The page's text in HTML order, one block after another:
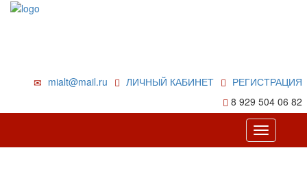
РЕГИСТРАЦИЯ
ЛИЧНЫЙ КАБИНЕТ
mialt@mail.ru
8 929 504 06 82
Toggle
navigation